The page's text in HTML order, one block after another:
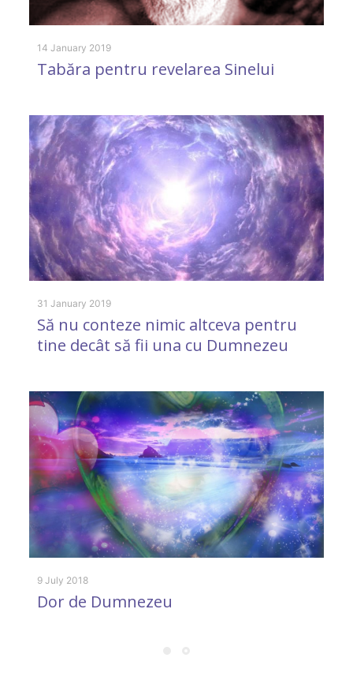
14 January 2019
Tabăra pentru revelarea Sinelui
31 January 2019
Să nu conteze nimic altceva pentru
tine decât să fii una cu Dumnezeu
9 July 2018
Dor de Dumnezeu